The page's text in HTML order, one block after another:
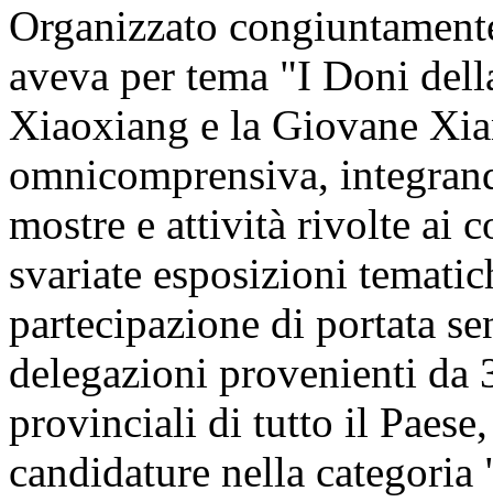
Organizzato
aveva per tema "I Doni
Xiaoxiang e la Giovane
omnicomprensiva,
mostre e attività rivolte ai
svariate esposizioni
partecipazione di portata
delegazioni provenienti da
provinciali di tutto il
candidature nella